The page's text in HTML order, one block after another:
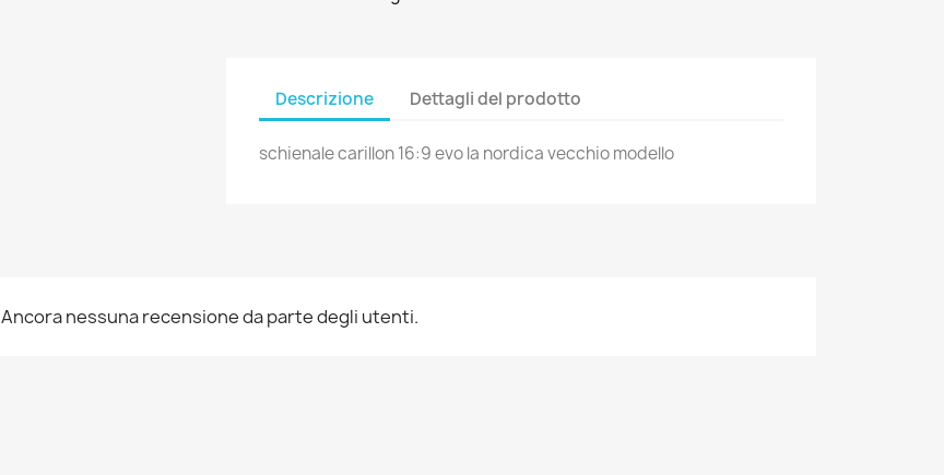
Descrizione Dettagli del prodotto
schienale carillon 16:9 evo la nordica vecchio modello
Ancora nessuna recensione da parte degli utenti.